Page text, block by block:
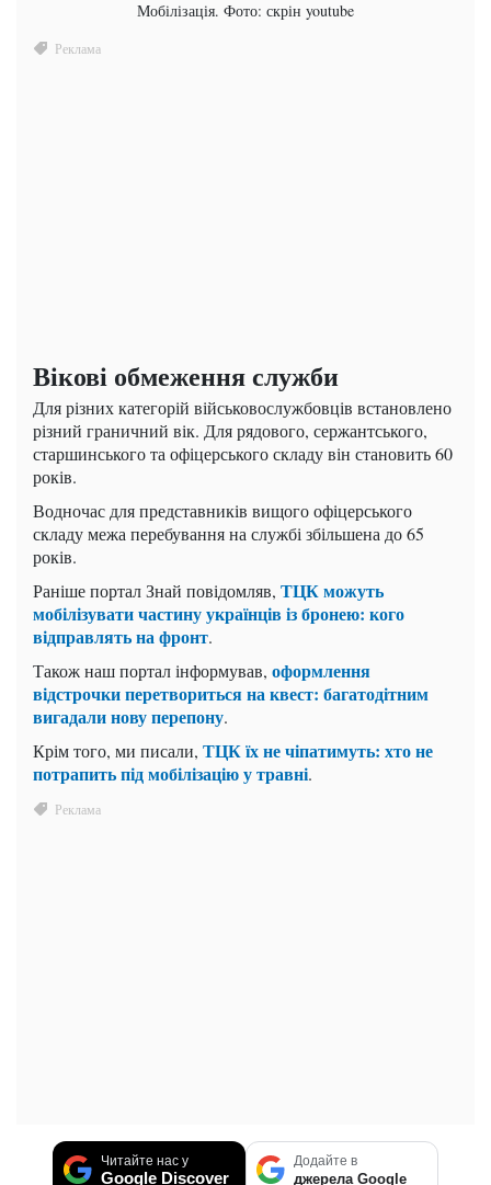
Мобілізація. Фото: скрін youtube
Вікові обмеження служби
Для різних категорій військовослужбовців встановлено
різний граничний вік. Для рядового, сержантського,
старшинського та офіцерського складу він становить 60
років.
Водночас для представників вищого офіцерського
складу межа перебування на службі збільшена до 65
років.
Раніше портал Знай повідомляв, ТЦК можуть
мобілізувати частину українців із бронею: кого
відправлять на фронт.
Також наш портал інформував, оформлення
відстрочки перетвориться на квест: багатодітним
вигадали нову перепону.
Крім того, ми писали, ТЦК їх не чіпатимуть: хто не
потрапить під мобілізацію у травні.
Читайте нас у
Google Discover
Додайте в
джерела Google